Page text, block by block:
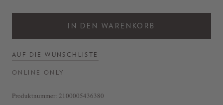
IN DEN WARENKORB
AUF DIE WUNSCHLISTE
ONLINE ONLY
Produktnummer: 2100005436380